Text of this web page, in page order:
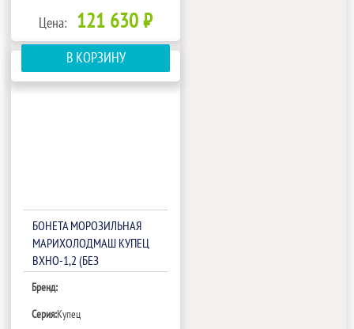
Цена: 121 630 ₽
В КОРЗИНУ
БОНЕТА МОРОЗИЛЬНАЯ
МАРИХОЛОДМАШ КУПЕЦ
ВХНО-1,2 (БЕЗ
Бренд:
Серия:Купец